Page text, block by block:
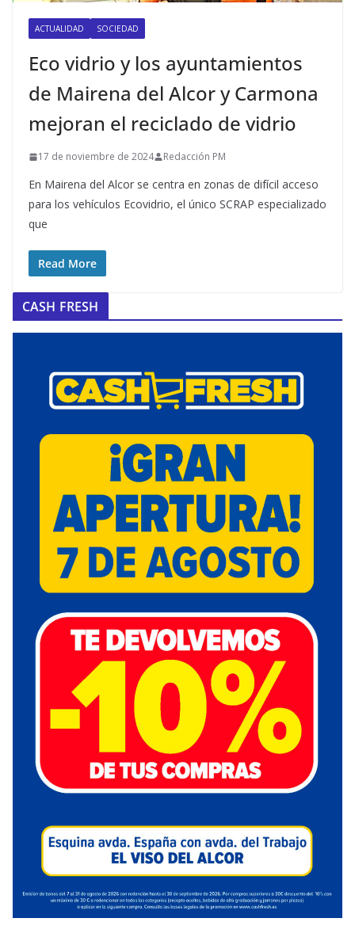
ACTUALIDAD SOCIEDAD
Eco vidrio y los ayuntamientos
de Mairena del Alcor y Carmona
mejoran el reciclado de vidrio
17 de noviembre de 2024 Redacción PM
En Mairena del Alcor se centra en zonas de difícil acceso
para los vehículos Ecovidrio, el único SCRAP especializado
que
Read More
CASH FRESH